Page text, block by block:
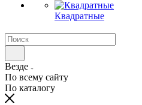
Квадратные
Везде
По всему сайту
По каталогу